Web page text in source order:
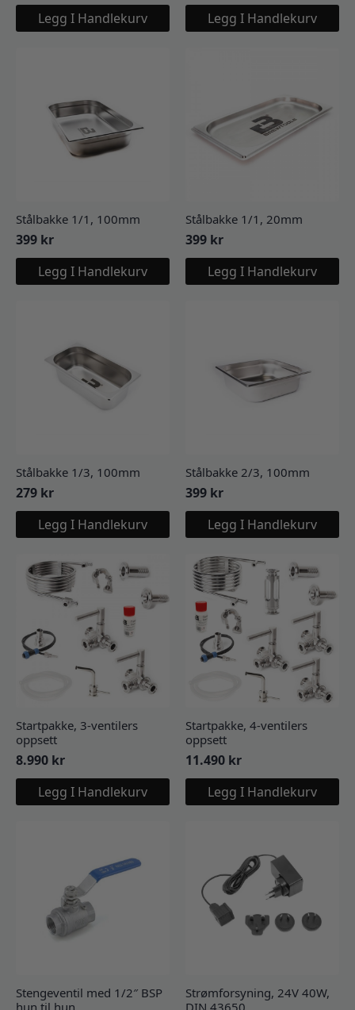
Legg I Handlekurv
Legg I Handlekurv
Stålbakke 1/1, 100mm
399 kr
Legg I Handlekurv
Stålbakke 1/1, 20mm
399 kr
Legg I Handlekurv
Stålbakke 1/3, 100mm
279 kr
Legg I Handlekurv
Stålbakke 2/3, 100mm
399 kr
Legg I Handlekurv
Startpakke, 3-ventilers
oppsett
8.990 kr
Legg I Handlekurv
Startpakke, 4-ventilers
oppsett
11.490 kr
Legg I Handlekurv
Stengeventil med 1/2″ BSP
hun til hun
Strømforsyning, 24V 40W,
DIN 43650